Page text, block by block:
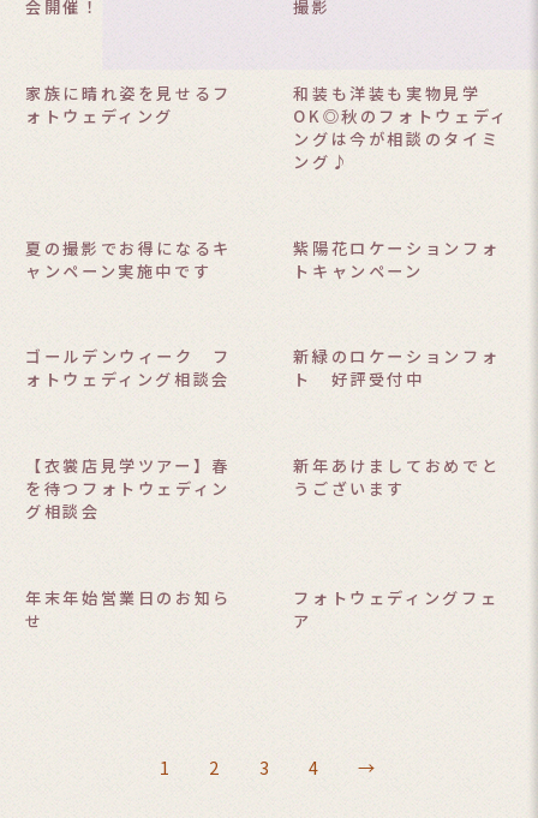
会開催！
撮影
家族に晴れ姿を見せるフ
ォトウェディング
和装も洋装も実物見学
OK◎秋のフォトウェディ
ングは今が相談のタイミ
ング♪
夏の撮影でお得になるキ
ャンペーン実施中です
紫陽花ロケーションフォ
トキャンペーン
ゴールデンウィーク フ
ォトウェディング相談会
新緑のロケーションフォ
ト 好評受付中
【衣裳店見学ツアー】春
を待つフォトウェディン
グ相談会
新年あけましておめでと
うございます
年末年始営業日のお知ら
せ
フォトウェディングフェ
ア
1 2 3 4 →